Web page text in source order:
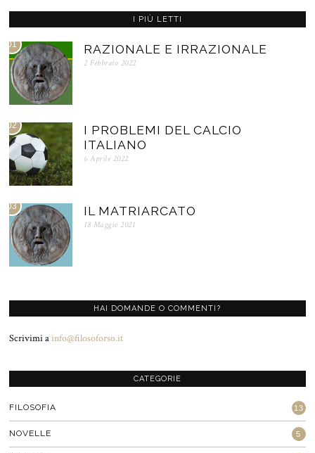
I PIÙ LETTI
01 RAZIONALE E IRRAZIONALE
2 Febbraio 2022
02
I PROBLEMI DEL CALCIO
ITALIANO
6 Aprile 2022
03 IL MATRIARCATO
18 Maggio 2021
HAI DOMANDE O COMMENTI?
Scrivimi ainfo@filosoforso.it
CATEGORIE
FILOSOFIA 13
NOVELLE 5